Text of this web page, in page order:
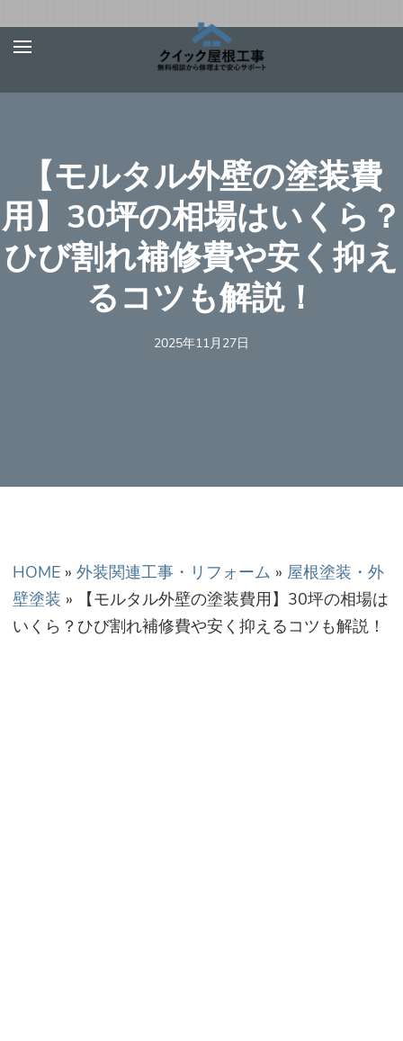
Skip
content
雨漏りの修理
樋、雨漏りの修理を
行う地元の優良工事
業者を完全無料でご
紹介！あらゆる屋根
材（瓦、スレート、
板金、トタン、コロ
【モルタル外壁の塗装費
用】30坪の相場はいくら？
ひび割れ補修費や安く抑え
るコツも解説！
2025年11月27日
HOME » 外装関連工事・リフォーム » 屋根塗装・外
壁塗装 » 【モルタル外壁の塗装費用】30坪の相場は
いくら？ひび割れ補修費や安く抑えるコツも解説！